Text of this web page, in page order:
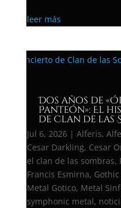
leer más
Dos años de
Panteón»: El
de Clan de las
Jul 6, 2026| Alferis,
Cesar Darkling, Cesar
el clan de las sombras,
Francis Esmirna,
Metal Gotico, Metal
symphonic metal,